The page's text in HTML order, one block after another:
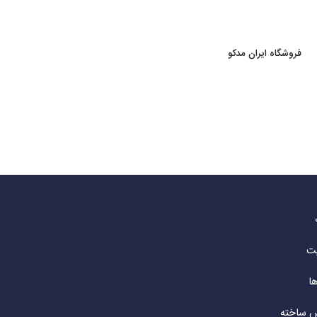
فروشگاه ایران مدکو
ساخته